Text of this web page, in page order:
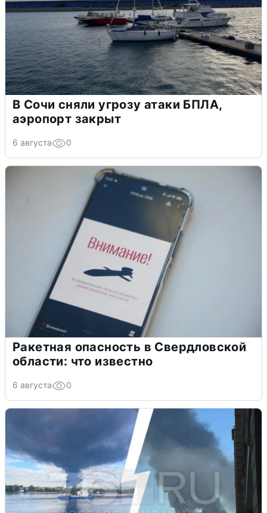
В Сочи сняли угрозу атаки БПЛА,
аэропорт закрыт
6 августа 0
Ракетная опасность в Свердловской
области: что известно
6 августа 0